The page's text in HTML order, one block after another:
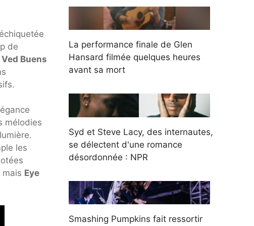
de
Ved Buens
mélodies
les
Eye
La performance finale de Glen
Hansard filmée quelques heures
avant sa mort
Syd et Steve Lacy, des internautes,
se délectent d'une romance
désordonnée : NPR
Smashing Pumpkins fait ressortir